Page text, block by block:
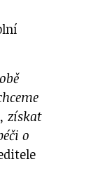
získat
o